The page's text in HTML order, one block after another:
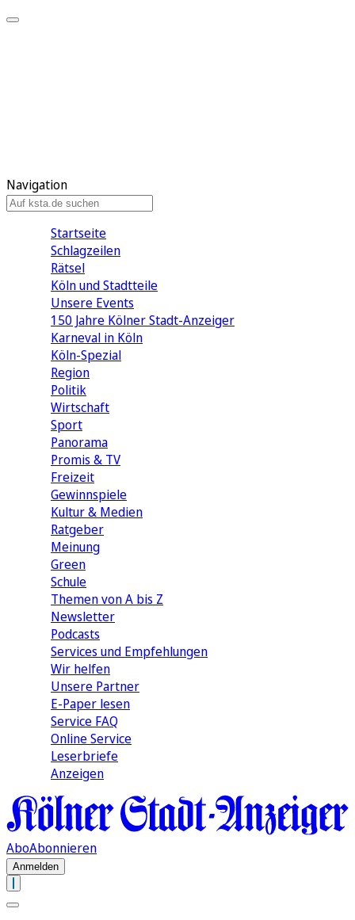
Navigation
Startseite
Schlagzeilen
Rätsel
Köln und Stadtteile
Unsere Events
150 Jahre Kölner Stadt-Anzeiger
Karneval in Köln
Köln-Spezial
Region
Politik
Wirtschaft
Sport
Panorama
Promis & TV
Freizeit
Gewinnspiele
Kultur & Medien
Ratgeber
Meinung
Green
Schule
Themen von A bis Z
Newsletter
Podcasts
Services und Empfehlungen
Wir helfen
Unsere Partner
E-Paper lesen
Service FAQ
Online Service
Leserbriefe
Anzeigen
AboAbonnieren
Anmelden